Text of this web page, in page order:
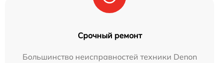
Срочный ремонт
Большинство неисправностей техники Denon